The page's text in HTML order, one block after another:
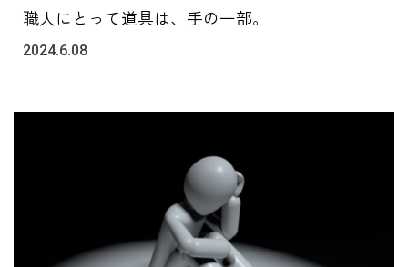
職人にとって道具は、手の一部。
2024.6.08